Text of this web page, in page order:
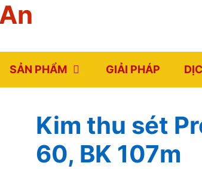
SẢN PHẨM GIẢI PHÁP
Kim thu sét
60, BK 107m